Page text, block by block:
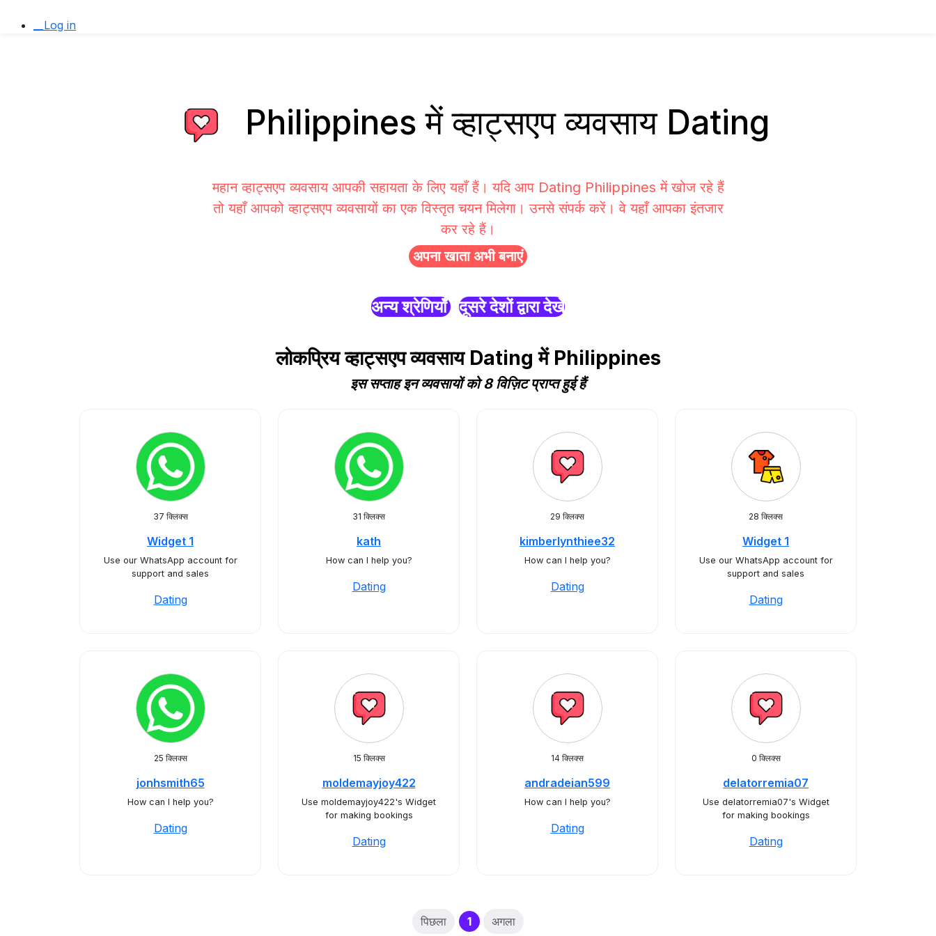
__Log in
Philippines में व्हाट्सएप व्यवसाय Dating
महान व्हाट्सएप व्यवसाय आपकी सहायता के लिए यहाँ हैं। यदि आप Dating Philippines में खोज रहे हैं
तो यहाँ आपको व्हाट्सएप व्यवसायों का एक विस्तृत चयन मिलेगा। उनसे संपर्क करें। वे यहाँ आपका इंतजार
कर रहे हैं।
अपना खाता अभी बनाएं
अन्य श्रेणियाँ दूसरे देशों द्वारा देखें
लोकप्रिय व्हाट्सएप व्यवसाय Dating में Philippines
इस सप्ताह इन व्यवसायों को 8 विज़िट प्राप्त हुई हैं
37 क्लिक्स
Widget 1
Use our WhatsApp account for
support and sales
Dating
31 क्लिक्स
kath
How can I help you?
Dating
29 क्लिक्स
kimberlynthiee32
How can I help you?
Dating
28 क्लिक्स
Widget 1
Use our WhatsApp account for
support and sales
Dating
25 क्लिक्स
jonhsmith65
How can I help you?
Dating
15 क्लिक्स
moldemayjoy422
Use moldemayjoy422's Widget
for making bookings
Dating
14 क्लिक्स
andradeian599
How can I help you?
Dating
0 क्लिक्स
delatorremia07
Use delatorremia07's Widget
for making bookings
Dating
पिछला 1(current)
अगला